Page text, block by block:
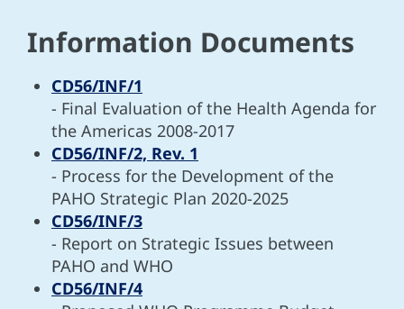
Information Documents
CD56/INF/1
- Final Evaluation of the Health Agenda for
the Americas 2008-2017
CD56/INF/2, Rev. 1
- Process for the Development of the
PAHO Strategic Plan 2020-2025
CD56/INF/3
- Report on Strategic Issues between
PAHO and WHO
CD56/INF/4